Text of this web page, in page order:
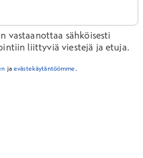
vastaanottaa sähköisesti
liittyviä viestejä ja etuja.
jaevästekäytäntöömme .